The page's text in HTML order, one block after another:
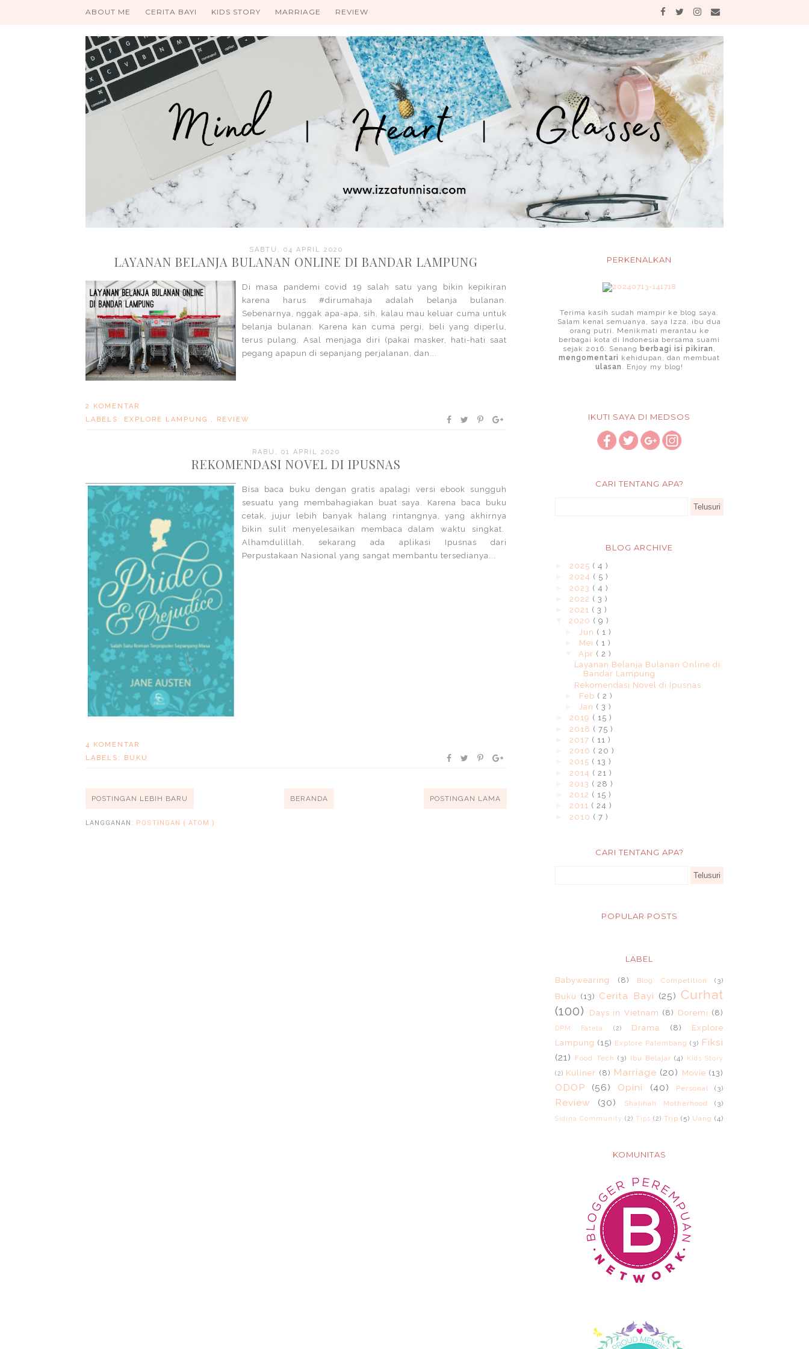
ABOUT ME CERITA BAYI KIDS STORY MARRIAGE REVIEW
SABTU, 04 APRIL 2020
LAYANAN BELANJA BULANAN ONLINE DI BANDAR LAMPUNG
Di masa pandemi covid 19 salah satu yang bikin kepikiran
karena harus #dirumahaja adalah belanja bulanan.
Sebenarnya, nggak apa-apa, sih, kalau mau keluar cuma untuk
belanja bulanan. Karena kan cuma pergi, beli yang diperlu,
terus pulang. Asal menjaga diri (pakai masker, hati-hati saat
pegang apapun di sepanjang perjalanan, dan...
2 KOMENTAR
LABELS: EXPLORE LAMPUNG , REVIEW
RABU, 01 APRIL 2020
REKOMENDASI NOVEL DI IPUSNAS
Bisa baca buku dengan gratis apalagi versi ebook sungguh
sesuatu yang membahagiakan buat saya. Karena baca buku
cetak, jujur lebih banyak halang rintangnya, yang akhirnya
bikin sulit menyelesaikan membaca dalam waktu singkat.
Alhamdulillah, sekarang ada aplikasi Ipusnas dari
Perpustakaan Nasional yang sangat membantu tersedianya...
4 KOMENTAR
LABELS: BUKU
POSTINGAN LEBIH BARU POSTINGAN LAMA
BERANDA
LANGGANAN: POSTINGAN ( ATOM )
PERKENALKAN
Terima kasih sudah mampir ke blog saya.
Salam kenal semuanya, saya Izza, ibu dua
orang putri. Menikmati merantau ke
berbagai kota di Indonesia bersama suami
sejak 2016. Senang berbagi isi pikiran ,
mengomentari kehidupan, dan membuat
ulasan . Enjoy my blog!
IKUTI SAYA DI MEDSOS
CARI TENTANG APA?
BLOG ARCHIVE
2025 ( 4 )
2024 ( 5 )
2023 ( 4 )
2022 ( 3 )
2021 ( 3 )
2020 ( 9 )
Jun ( 1 )
Mei ( 1 )
Apr ( 2 )
Layanan Belanja Bulanan Online di
Bandar Lampung
Rekomendasi Novel di Ipusnas
Feb ( 2 )
Jan ( 3 )
2019 ( 15 )
2018 ( 75 )
2017 ( 11 )
2016 ( 20 )
2015 ( 13 )
2014 ( 21 )
2013 ( 28 )
2012 ( 15 )
2011 ( 24 )
2010 ( 7 )
CARI TENTANG APA?
POPULAR POSTS
LABEL
Babywearing (8) Blog Competition (3)
Buku (13) Cerita Bayi (25) Curhat
(100)
Days in Vietnam (8) Doremi (8)
DPM Fateta (2) Drama (8)
Explore
Lampung (15) Explore Palembang (3) Fiksi
(21)
Food Tech (3) Ibu Belajar (4) Kids Story
(2) Kuliner (8) Marriage (20) Movie (13)
ODOP (56) Opini (40) Personal (3)
Review (30) Shalihah Motherhood (3)
Sidina Community (2) Tips (2) Trip (5) Uang (4)
KOMUNITAS